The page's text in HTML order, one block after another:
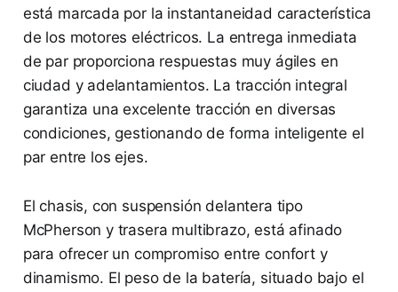
está marcada por la instantaneidad característica
de los motores eléctricos. La entrega inmediata
de par proporciona respuestas muy ágiles en
ciudad y adelantamientos. La tracción integral
garantiza una excelente tracción en diversas
condiciones, gestionando de forma inteligente el
par entre los ejes.
El chasis, con suspensión delantera tipo
McPherson y trasera multibrazo, está afinado
para ofrecer un compromiso entre confort y
dinamismo. El peso de la batería, situado bajo el